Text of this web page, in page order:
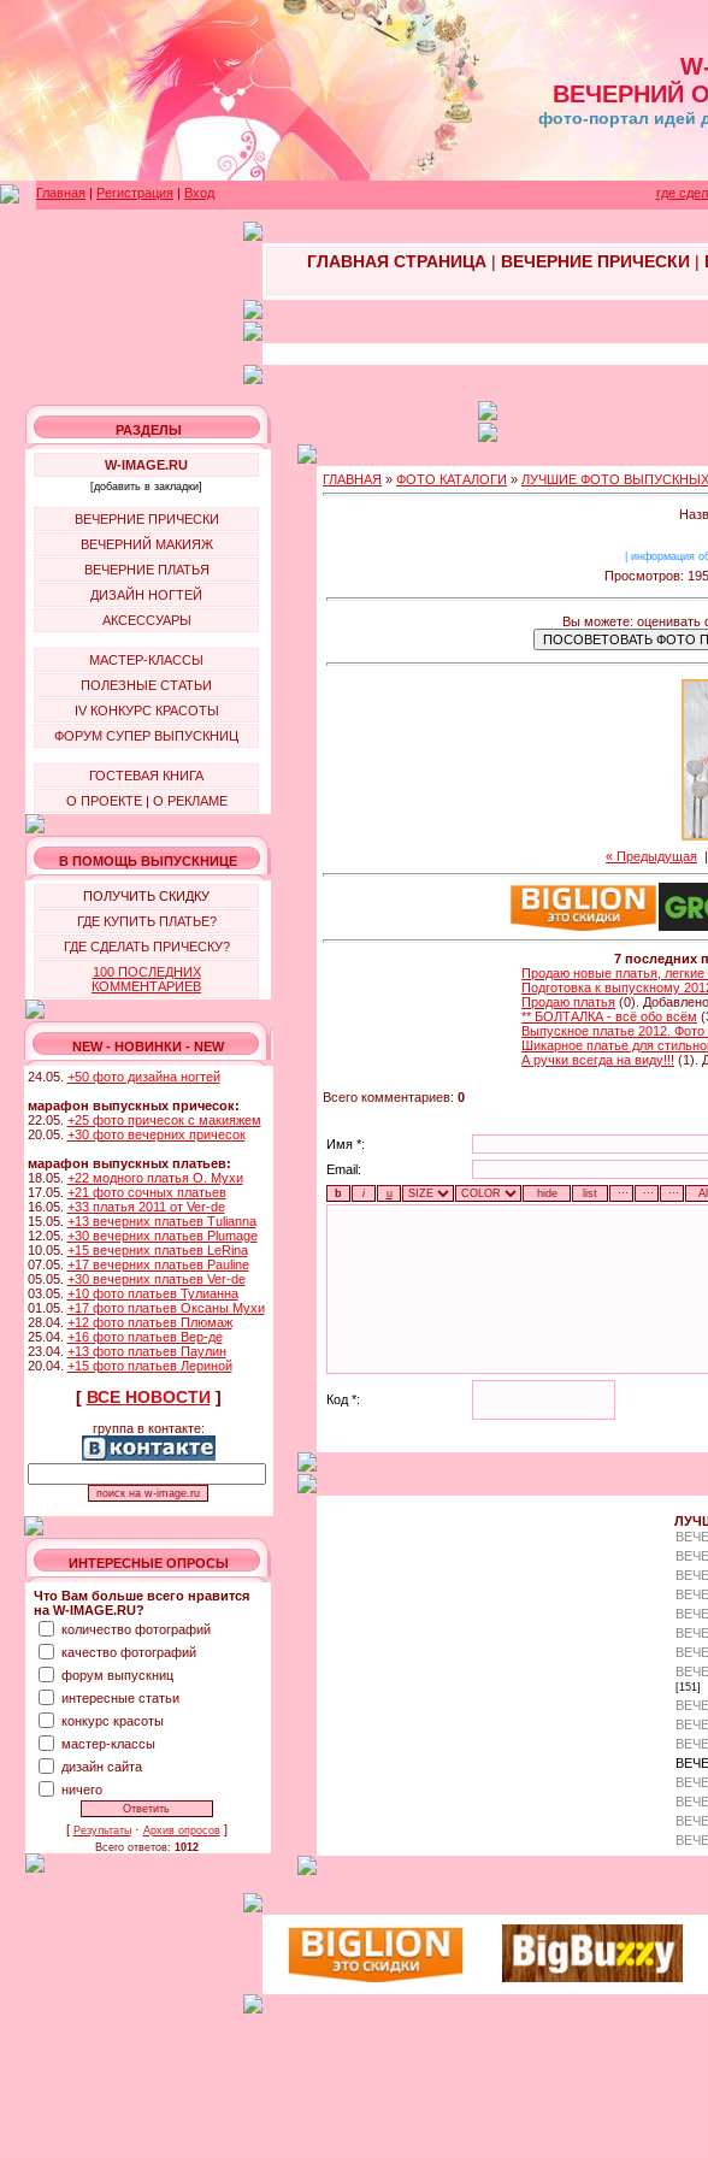
ВЕЧЕРНИЙ
фото-портал идей
Главная | Регистрация | Вход где
ГЛАВНАЯ СТРАНИЦА| ВЕЧЕРНИЕ ПРИЧЕСКИ|
РАЗДЕЛЫ
W-IMAGE.RU
[добавить в закладки]
ВЕЧЕРНИЕ ПРИЧЕСКИ
ВЕЧЕРНИЙ МАКИЯЖ
ВЕЧЕРНИЕ ПЛАТЬЯ
ДИЗАЙН НОГТЕЙ
АКСЕССУАРЫ
МАСТЕР-КЛАССЫ
ПОЛЕЗНЫЕ СТАТЬИ
IV КОНКУРС КРАСОТЫ
ФОРУМ СУПЕР ВЫПУСКНИЦ
ГОСТЕВАЯ КНИГА
О ПРОЕКТЕ| О РЕКЛАМЕ
В ПОМОЩЬ ВЫПУСКНИЦЕ
ПОЛУЧИТЬ СКИДКУ
ГДЕ КУПИТЬ ПЛАТЬЕ?
ГДЕ СДЕЛАТЬ ПРИЧЕСКУ?
100 ПОСЛЕДНИХ
КОММЕНТАРИЕВ
NEW - НОВИНКИ - NEW
24.05. +50 фото дизайна ногтей
марафон выпускных причесок:
22.05. +25 фото причесок с макияжем
20.05. +30 фото вечерних причесок
марафон выпускных платьев:
18.05. +22 модного платья О. Мухи
17.05. +21 фото сочных платьев
16.05. +33 платья 2011 от Ver-de
15.05. +13 вечерних платьев Tulianna
12.05. +30 вечерних платьев Plumage
10.05. +15 вечерних платьев LeRina
07.05. +17 вечерних платьев Pauline
05.05. +30 вечерних платьев Ver-de
03.05. +10 фото платьев Тулианна
01.05. +17 фото платьев Оксаны Мухи
28.04. +12 фото платьев Плюмаж
25.04. +16 фото платьев Вер-де
23.04. +13 фото платьев Паулин
20.04. +15 фото платьев Лериной
[ ВСЕ НОВОСТИ]
группа в контакте:
ИНТЕРЕСНЫЕ ОПРОСЫ
Что Вам больше всего нравится
на W-IMAGE.RU?
количество фотографий
качество фотографий
форум выпускниц
интересные статьи
конкурс красоты
мастер-классы
дизайн сайта
ничего
[ Результаты· Архив опросов]
Всего ответов: 1012
ГЛАВНАЯ » ФОТО КАТАЛОГИ » ЛУЧШИЕ ФОТО ВЫПУСКНЫХ
информация
Просмотров:
Вы можете: оценивать
« Предыдущая |
7 последних
Продаю новые платья,
Подготовка к выпускному
Продаю платья (0).
** БОЛТАЛКА - всё обо всём
Выпускное платье 2012.
Шикарное платье для
А ручки всегда на виду!!! (1).
Всего комментариев: 0
Имя *:
Email:
Код *:
[151]